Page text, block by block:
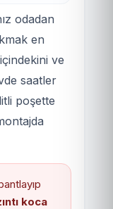
odadan
en
ve
saatler
poşette
koca